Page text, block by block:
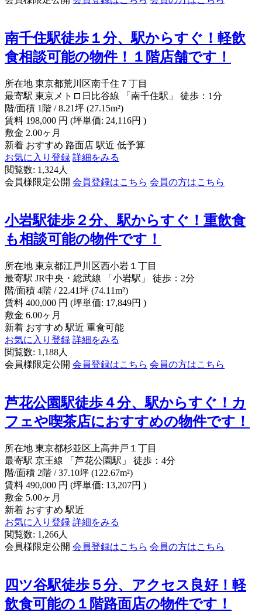
南千住駅徒歩１分、駅からすぐ！軽飲
食相談可能の物件！１階店舗です！
所在地 東京都荒川区南千住７丁目
最寄駅 東京メトロ日比谷線 「南千住駅」 徒歩：1分
階/面積 1階 / 8.21坪 (27.15m²)
賃料 198,000 円 (坪単価: 24,116円 )
敷金 2.00ヶ月
新着 おすすめ 路面店 駅近 低予算
お気に入り登録 詳細をみる
閲覧数: 1,324人
会員様限定公開 会員登録はこちら 会員の方はこちら
小岩駅徒歩２分、駅からすぐ！重飲食
も相談可能の物件です！
所在地 東京都江戸川区西小岩１丁目
最寄駅 JR中央・総武線 「小岩駅」 徒歩：2分
階/面積 4階 / 22.41坪 (74.11m²)
賃料 400,000 円 (坪単価: 17,849円 )
敷金 6.00ヶ月
新着 おすすめ 駅近 重食可能
お気に入り登録 詳細をみる
閲覧数: 1,188人
会員様限定公開 会員登録はこちら 会員の方はこちら
芦花公園駅徒歩４分、駅からすぐ！カ
フェや喫茶店におすすめの物件です！
所在地 東京都杉並区上高井戸１丁目
最寄駅 京王線 「芦花公園駅」 徒歩：4分
階/面積 2階 / 37.10坪 (122.67m²)
賃料 490,000 円 (坪単価: 13,207円 )
敷金 5.00ヶ月
新着 おすすめ 駅近
お気に入り登録 詳細をみる
閲覧数: 1,266人
会員様限定公開 会員登録はこちら 会員の方はこちら
四ツ谷駅徒歩５分、アクセス良好！軽
飲食可能の１階路面店の物件です！